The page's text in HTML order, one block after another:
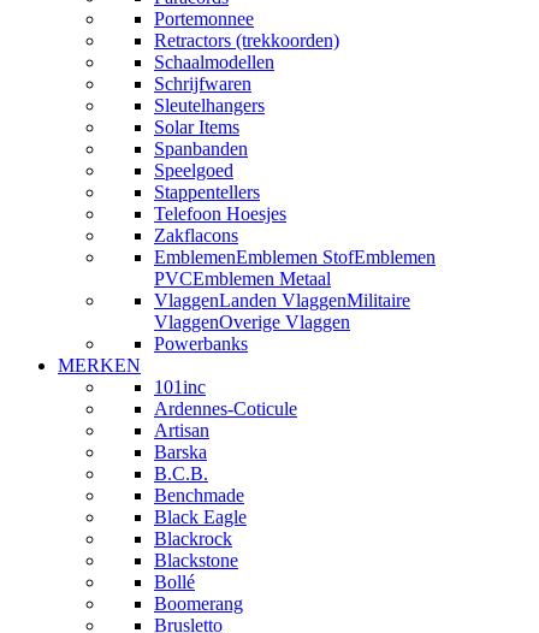
Portemonnee
Retractors (trekkoorden)
Schaalmodellen
Schrijfwaren
Sleutelhangers
Solar Items
Spanbanden
Speelgoed
Stappentellers
Telefoon Hoesjes
Zakflacons
EmblemenEmblemen StofEmblemen
PVCEmblemen Metaal
VlaggenLanden VlaggenMilitaire
VlaggenOverige Vlaggen
Powerbanks
MERKEN
101inc
Ardennes-Coticule
Artisan
Barska
B.C.B.
Benchmade
Black Eagle
Blackrock
Blackstone
Bollé
Boomerang
Brusletto